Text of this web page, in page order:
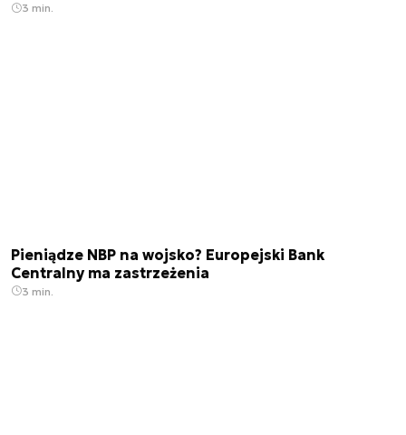
3 min.
Pieniądze NBP na wojsko? Europejski Bank
Centralny ma zastrzeżenia
3 min.